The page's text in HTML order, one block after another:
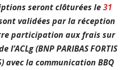
seront clôturées le31
validées par la réception
participation aux frais sur
(BNP PARIBAS FORTIS
avec la communication BBQ